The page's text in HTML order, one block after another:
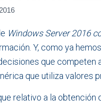
Windows Server 2016
Y, como ya
que competen
que utiliza valores
relativo a la obtención